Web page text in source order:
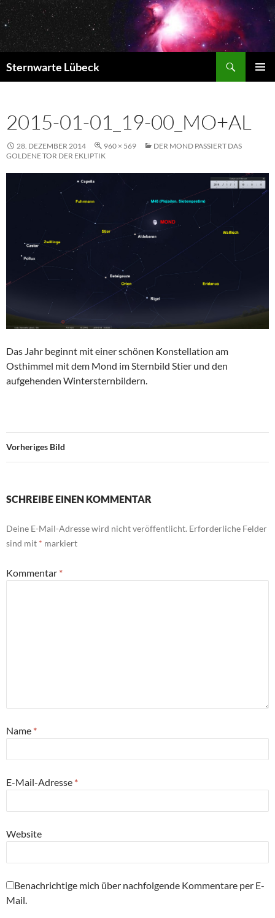
Zum
Inhalt
springen
Sternwarte Lübeck
2015-01-01_19-00_MO+AL
28. DEZEMBER 2014 960 × 569
DER MOND PASSIERT DAS
GOLDENE TOR DER EKLIPTIK
Das Jahr beginnt mit einer schönen Konstellation am
Osthimmel mit dem Mond im Sternbild Stier und den
aufgehenden Wintersternbildern.
Vorheriges Bild
SCHREIBE EINEN KOMMENTAR
Deine E-Mail-Adresse wird nicht veröffentlicht. Erforderliche Felder
sind mit * markiert
Kommentar *
Name *
E-Mail-Adresse *
Website
Benachrichtige mich über nachfolgende Kommentare per E-
Mail.